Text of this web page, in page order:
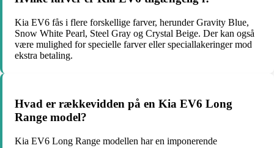
Kia EV6 fås i flere forskellige farver, herunder Gravity Blue,
Snow White Pearl, Steel Gray og Crystal Beige. Der kan også
være mulighed for specielle farver eller speciallakeringer mod
ekstra betaling.
Hvad er rækkevidden på en Kia EV6 Long
Range model?
Kia EV6 Long Range modellen har en imponerende